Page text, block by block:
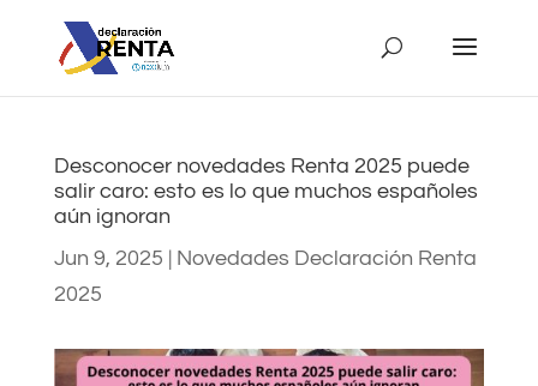
Desconocer novedades Renta 2025 puede
salir caro: esto es lo que muchos españoles
aún ignoran
Jun 9, 2025 | Novedades Declaración Renta
2025